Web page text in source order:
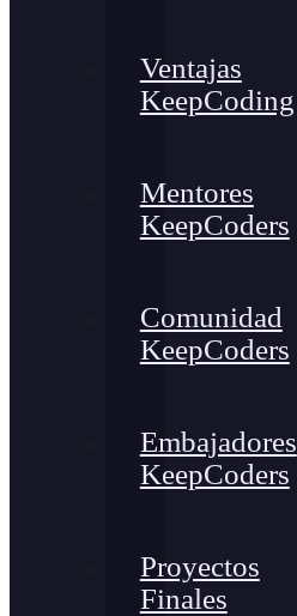
Ventajas
KeepCoding
Mentores
KeepCoders
Comunidad
KeepCoders
Embajadores
KeepCoders
Proyectos
Finales